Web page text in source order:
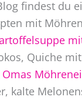
findest du
mit
Quiche
Omas
kalte